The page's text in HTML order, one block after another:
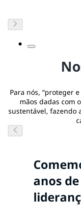
Para nós, “proteger
mãos dadas com
sustentável, fazendo
anos